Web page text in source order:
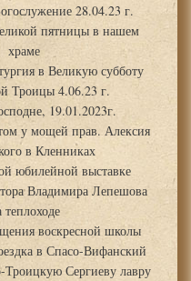
28.04.23 г.
пятницы в нашем
храме
в Великую субботу
Троицы 4.06.23 г.
19.01.2023г.
у мощей прав. Алексия
в Кленниках
юбилейной выставке
Владимира Лепешова
теплоходе
воскресной школы
в Спасо-Вифанский
Троицкую Сергиеву лавру